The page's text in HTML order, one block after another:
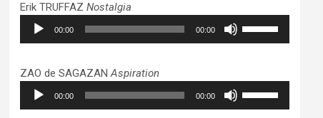
pour
augmenter
ou
volume.
Erik TRUFFAZNostalgia
Lecteur
audio
00:00 00:00
pour
augmenter
ou
ZAO de SAGAZANAspiration
Lecteur
audio
00:00 00:00